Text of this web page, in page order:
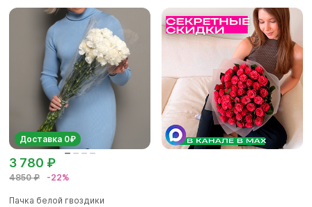
Доставка 0₽
4850 ₽ -22%
3 780 ₽
Пачка белой гвоздики